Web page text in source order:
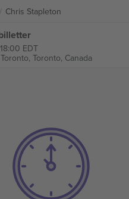
Chris Stapleton
EDT
Toronto, Canada